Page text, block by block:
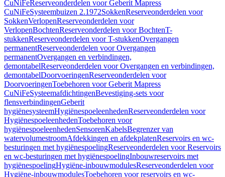
CuNiFeReserveonderdelen voor Geberit Mapress
CuNiFeSysteembuizen 2.1972SokkenReserveonderdelen voor
SokkenVerlopenReserveonderdelen voor
VerlopenBochtenReserveonderdelen voor BochtenT-
stukkenReserveonderdelen voor T-stukkenOvergangen
permanentReserveonderdelen voor Overgangen
permanentOvergangen en verbindingen,
demontabelReserveonderdelen voor Overgangen en verbindingen,
demontabelDoorvoeringenReserveonderdelen voor
DoorvoeringenToebehoren voor Geberit Mapress
CuNiFeSysteemafdichtingenBevestiging-sets voor
flensverbindingenGeberit
hygiënesysteemHygiënespoeleenhedenReserveonderdelen voor
HygiënespoeleenhedenToebehoren voor
hygiënespoeleenhedenSensorenKabelsBegrenzer van
watervolumestroomAfdekkingen en afdekplatenReservoirs en wc-
besturingen met hygiënespoelingReserveonderdelen voor Reservoirs
en wc-besturingen met hygiënespoelingInbouwreservoirs met
hygiënespoelingHygiëne-inbouwmodulesReserveonderdelen voor
Hygiëne-inbouwmodulesToebehoren voor reservoirs en wc-